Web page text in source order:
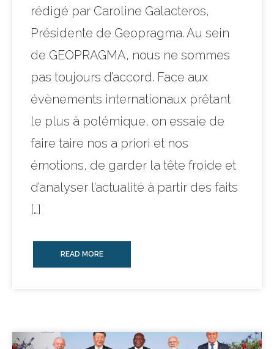
rédigé par Caroline Galacteros,
Présidente de Geopragma. Au sein
de GEOPRAGMA, nous ne sommes
pas toujours d’accord. Face aux
évènements internationaux prêtant
le plus à polémique, on essaie de
faire taire nos a priori et nos
émotions, de garder la tête froide et
d’analyser l’actualité à partir des faits
[…]
READ MORE